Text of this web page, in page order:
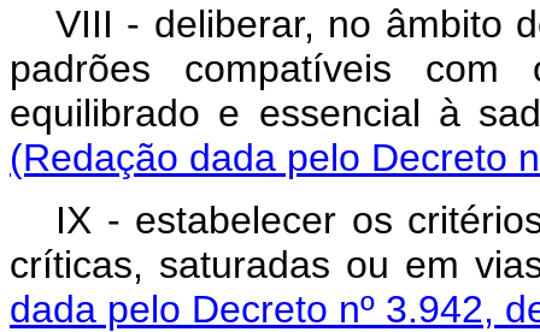
VIII - deliberar, no âmbito
padrões compatíveis com
equilibrado e
(Redação dada pelo Decreto
IX - estabelecer os
críticas, saturadas ou
dada pelo Decreto nº 3.942,